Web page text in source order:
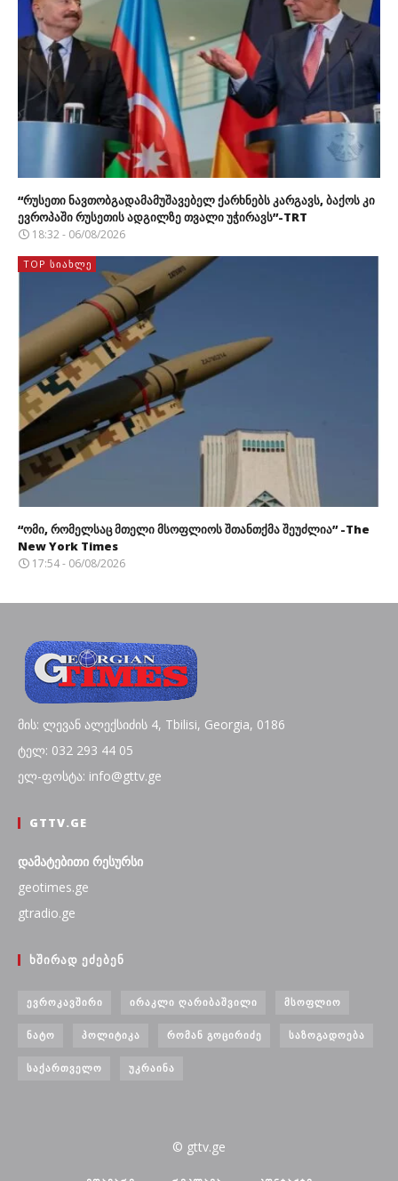
“რუსეთი ნავთობგადამამუშავებელ ქარხნებს კარგავს, ბაქოს კი
ევროპაში რუსეთის ადგილზე თვალი უჭირავს”-TRT
18:32 - 06/08/2026
TOP ᲡᲘᲐᲮᲚᲔ
“ომი, რომელსაც მთელი მსოფლიოს შთანთქმა შეუძლია” -The
New York Times
17:54 - 06/08/2026
მის: ლევან ალექსიძის 4, Tbilisi, Georgia, 0186
ტელ: 032 293 44 05
ელ-ფოსტა: info@gttv.ge
GTTV.GE
დამატებითი რესურსი
geotimes.ge
gtradio.ge
ᲮᲨᲘᲠᲐᲓ ᲔᲫᲔᲑᲔᲜ
ᲔᲕᲠᲝᲙᲐᲕᲨᲘᲠᲘ ᲘᲠᲐᲙᲚᲘ ᲦᲐᲠᲘᲑᲐᲨᲕᲘᲚᲘ ᲛᲡᲝᲤᲚᲘᲝ
ᲜᲐᲢᲝ ᲞᲝᲚᲘᲢᲘᲙᲐ ᲠᲝᲛᲐᲜ ᲒᲝᲪᲘᲠᲘᲫᲔ ᲡᲐᲖᲝᲒᲐᲓᲝᲔᲑᲐ
ᲡᲐᲥᲐᲠᲗᲕᲔᲚᲝ ᲣᲙᲠᲐᲘᲜᲐ
© gttv.ge